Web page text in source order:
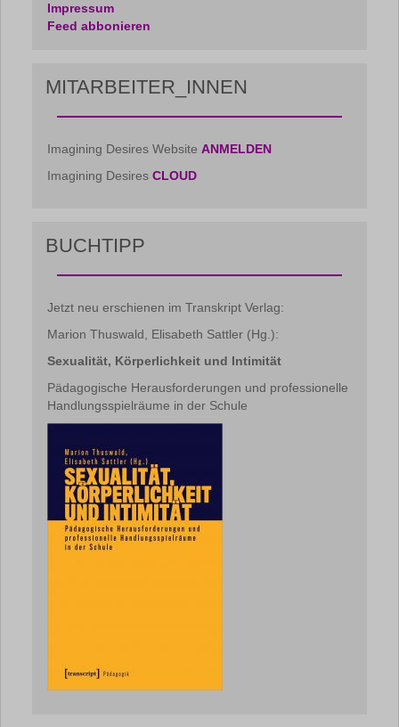
Impressum
Feed abbonieren
MITARBEITER_INNEN
Imagining Desires Website ANMELDEN
Imagining Desires CLOUD
BUCHTIPP
Jetzt neu erschienen im Transkript Verlag:
Marion Thuswald, Elisabeth Sattler (Hg.):
Sexualität, Körperlichkeit und Intimität
Pädagogische Herausforderungen und professionelle
Handlungsspielräume in der Schule